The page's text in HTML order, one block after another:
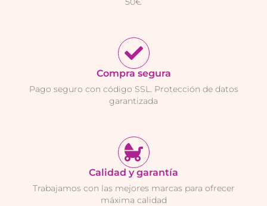
Compra segura
Pago seguro con código SSL. Protección de datos
garantizada
Calidad y garantía
Trabajamos con las mejores marcas para ofrecer
máxima calidad